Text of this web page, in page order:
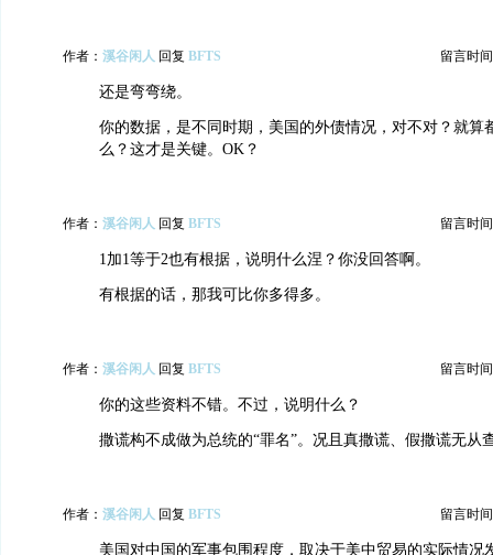
作者： 溪谷闲人 回复 BFTS 留言时
还是弯弯绕。
你的数据，是不同时期，美国的外债情况，对不对？就算
么？这才是关键。OK？
作者： 溪谷闲人 回复 BFTS 留言时
1加1等于2也有根据，说明什么涅？你没回答啊。
有根据的话，那我可比你多得多。
作者： 溪谷闲人 回复 BFTS 留言时
你的这些资料不错。不过，说明什么？
撒谎构不成做为总统的“罪名”。况且真撒谎、假撒谎无从
作者： 溪谷闲人 回复 BFTS 留言时
美国对中国的军事包围程度，取决于美中贸易的实际情况